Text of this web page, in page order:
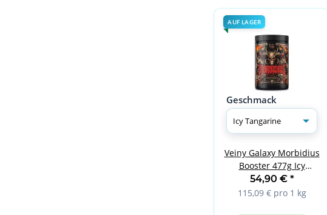
AUF LAGER
Geschmack
Veiny Galaxy Morbidius
Booster 477g Icy
Tangarine
54,90 € *
115,09 € pro 1 kg